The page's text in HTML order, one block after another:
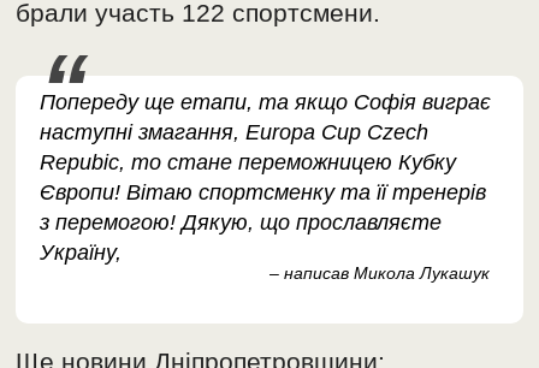
брали участь 122 спортсмени.
Попереду ще етапи, та якщо Софія виграє
наступні змагання, Europa Cup Czech
Repubic, то стане переможницею Кубку
Європи! Вітаю спортсменку та її тренерів
з перемогою! Дякую, що прославляєте
Україну,
– написав Микола Лукашук
Ще новини Дніпропетровщини: